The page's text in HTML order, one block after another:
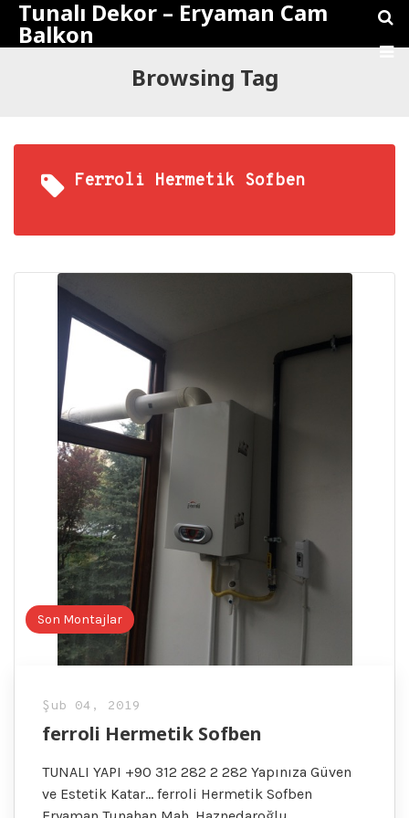
Tunalı Dekor – Eryaman Cam
Balkon
Browsing Tag
Ferroli Hermetik Sofben
Son Montajlar
Şub 04, 2019
ferroli Hermetik Sofben
TUNALI YAPI +90 312 282 2 282 Yapınıza Güven
ve Estetik Katar… ferroli Hermetik Sofben